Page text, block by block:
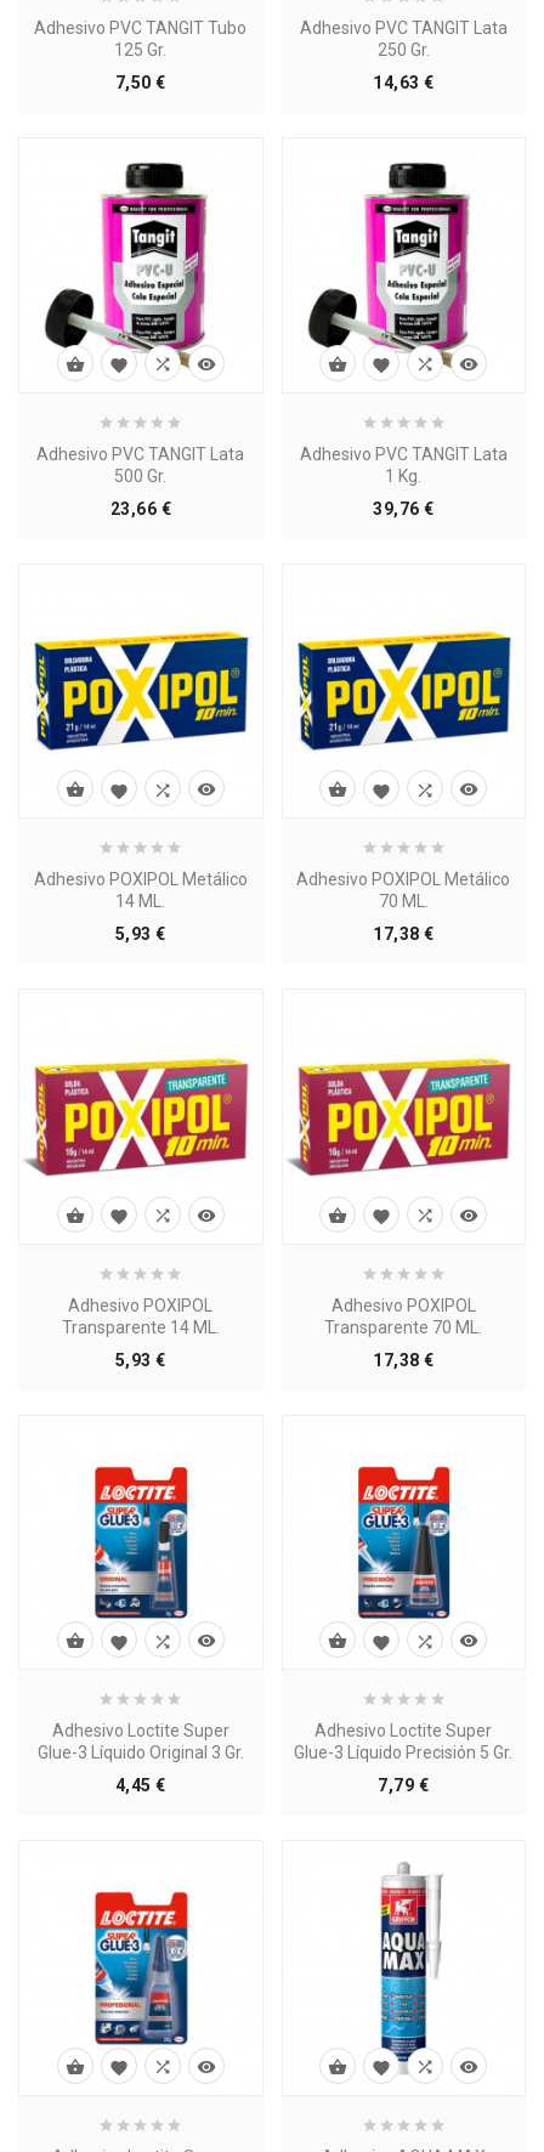
Adhesivo PVC TANGIT Tubo
125 Gr.
7,50 €Precio
Adhesivo PVC TANGIT Lata
250 Gr.
14,63 €Precio
Adhesivo PVC TANGIT Lata
500 Gr.
23,66 €Precio
   
Adhesivo PVC TANGIT Lata
1 Kg.
39,76 €Precio
   
Adhesivo POXIPOL Metálico
14 ML.
5,93 €Precio
   
Adhesivo POXIPOL Metálico
70 ML.
17,38 €Precio
   
Adhesivo POXIPOL
Transparente 14 ML.
5,93 €Precio
   
Adhesivo POXIPOL
Transparente 70 ML.
17,38 €Precio
   
Adhesivo Loctite Super
Glue-3 Líquido Original 3 Gr.
4,45 €Precio
   
Adhesivo Loctite Super
Glue-3 Líquido Precisión 5 Gr.
7,79 €Precio
   
       